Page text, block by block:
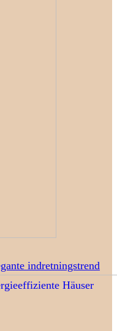
indretningstrend